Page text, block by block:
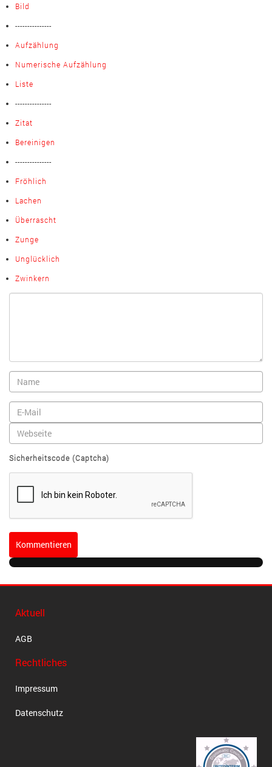
Bild
---------------
Aufzählung
Numerische Aufzählung
Liste
---------------
Zitat
Bereinigen
---------------
Fröhlich
Lachen
Überrascht
Zunge
Unglücklich
Zwinkern
Sicherheitscode (Captcha)
Kommentieren
Aktuell
AGB
Rechtliches
Impressum
Datenschutz